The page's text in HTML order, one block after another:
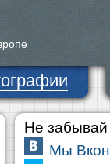
Не забывай
Мы